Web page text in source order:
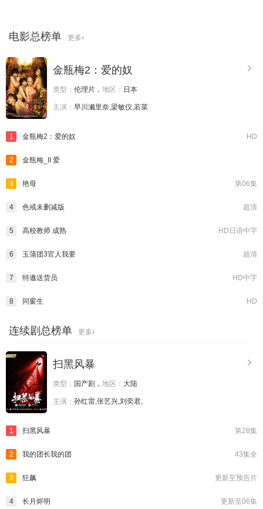
电影总榜单 更多
金瓶梅2：爱的奴
类型： 伦理片， 地区： 日本
主演： 早川濑里奈,梁敏仪,若菜
HD
1 金瓶梅2：爱的奴
2 金瓶梅_II 爱
第06集
3 艳母
超清
4 色戒未删减版
HD日语中字
5 高校教师 成熟
超清
6 玉蒲团3官人我要
HD中字
7 特邀送货员
HD
8 同窗生
连续剧总榜单 更多
扫黑风暴
类型： 国产剧， 地区： 大陆
主演： 孙红雷,张艺兴,刘奕君,
第28集
1 扫黑风暴
43集全
2 我的团长我的团
更新至预告片
3 狂飙
更新至06集
4 长月烬明